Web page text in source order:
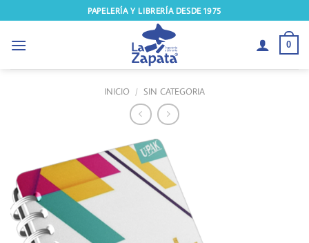
al
contenido
PAPELERÍA Y LIBRERÍA DESDE 1975
0
INICIO / SIN CATEGORIA